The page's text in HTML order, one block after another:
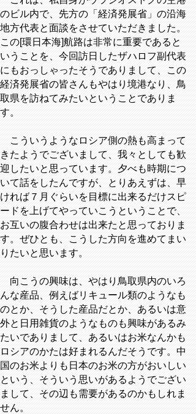
のビル内で、先方の「経済発展省」の沿海
地方代表と面談をさせていただきました。
この[環日本海]航路は非常に重要であると
いうことを、今回訪日したザハロフ副代表
にもおっしゃったそうでありまして、この
経済発展省の皆さんもやはり境港なり、鳥
取県を訪ねてみたいということでありま
す。
こういうようなロシア側の熱も高まって
きたようでございまして、我々としても歓
迎したいと思っています。夕べも時期につ
いて話をしたんですが、とりあえずは、早
ければ７月ぐらいを目標に出来るだけスピ
ードを上げてやっていこうということで、
お互いの腹合わせは出来たと思っておりま
す。ぜひとも、こうした方向を進めてまい
りたいと思います。
向こうの興味は、やはり鳥取県内のいろ
んな産品、例えばリキュール類のようなも
のとか、そうした産品だとか、あるいは意
外と日用雑貨のようなものも興味があるみ
たいでありまして、あるいはお米なんかも
ロシアのかたは好まれるんだそうです。中
国のお米よりも日本のお米の方がおいしい
という、そういう思いがあるようでござい
まして、その辺も需要があるのかもしれま
せん。